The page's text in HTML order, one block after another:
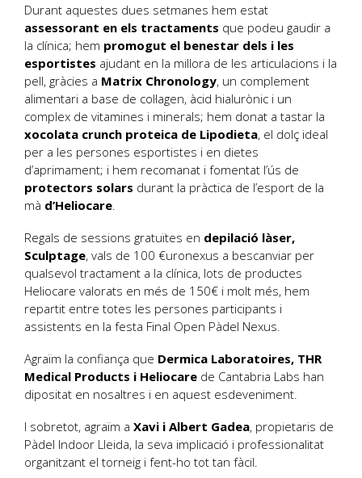
Durant aquestes dues setmanes hem estat
assessorant en els tractaments que podeu gaudir a
la clínica; hem promogut el benestar dels i les
esportistes ajudant en la millora de les articulacions i la
pell, gràcies a Matrix Chronology, un complement
alimentari a base de col·lagen, àcid hialurònic i un
complex de vitamines i minerals; hem donat a tastar la
xocolata crunch proteica de Lipodieta, el dolç ideal
per a les persones esportistes i en dietes
d’aprimament; i hem recomanat i fomentat l’ús de
protectors solars durant la pràctica de l’esport de la
mà d’Heliocare
Regals de sessions gratuïtes en depilació làser,
Sculptage, vals de 100 €uronexus a bescanviar per
qualsevol tractament a la clínica, lots de productes
Heliocare valorats en més de 150€ i molt més, hem
repartit entre totes les persones participants i
assistents en la festa Final Open Pàdel Nexus.
Agraïm la confiança que Dermica Laboratoires, THR
Medical Products i Heliocare de Cantabria Labs han
dipositat en nosaltres i en aquest esdeveniment.
I sobretot, agraïm a Xavi i Albert Gadea, propietaris de
Pàdel Indoor Lleida, la seva implicació i professionalitat
organitzant el torneig i fent-ho tot tan fàcil.